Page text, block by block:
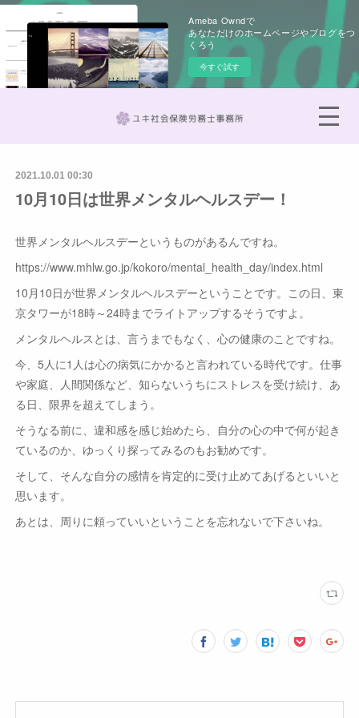
Ameba Owndで
あなただけのホームページやブログをつ
くろう
今すぐ試す
2021.10.01 00:30
10月10日は世界メンタルヘルスデー！
世界メンタルヘルスデーというものがあるんですね。
https://www.mhlw.go.jp/kokoro/mental_health_day/index.html
10月10日が世界メンタルヘルスデーということです。この日、東
京タワーが18時～24時までライトアップするそうですよ。
メンタルヘルスとは、言うまでもなく、心の健康のことですね。
今、5人に1人は心の病気にかかると言われている時代です。仕事
や家庭、人間関係など、知らないうちにストレスを受け続け、あ
る日、限界を超えてしまう。
そうなる前に、違和感を感じ始めたら、自分の心の中で何が起き
ているのか、ゆっくり探ってみるのもお勧めです。
そして、そんな自分の感情を肯定的に受け止めてあげるといいと
思います。
あとは、周りに頼っていいということを忘れないで下さいね。